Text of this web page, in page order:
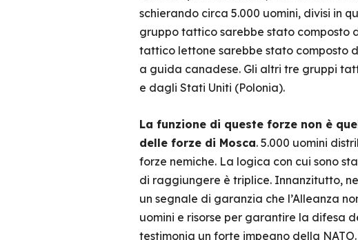
schierando circa 5.000 uomini, divisi in
gruppo tattico sarebbe stato composto
tattico lettone sarebbe stato composto
a guida canadese. Gli altri tre gruppi
e dagli Stati Uniti (Polonia).
La funzione di queste forze non è
delle forze di Mosca. 5.000 uomini
forze nemiche. La logica con cui sono
di raggiungere è triplice. Innanzitutto,
un segnale di garanzia che l’Alleanza
uomini e risorse per garantire la difesa
testimonia un forte impegno della